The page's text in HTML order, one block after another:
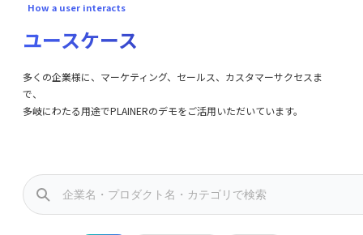
How a user interacts
ユースケース
多くの企業様に、マーケティング、セールス、カスタマーサクセスま
で、
多岐にわたる用途でPLAINERのデモをご活用いただいています。